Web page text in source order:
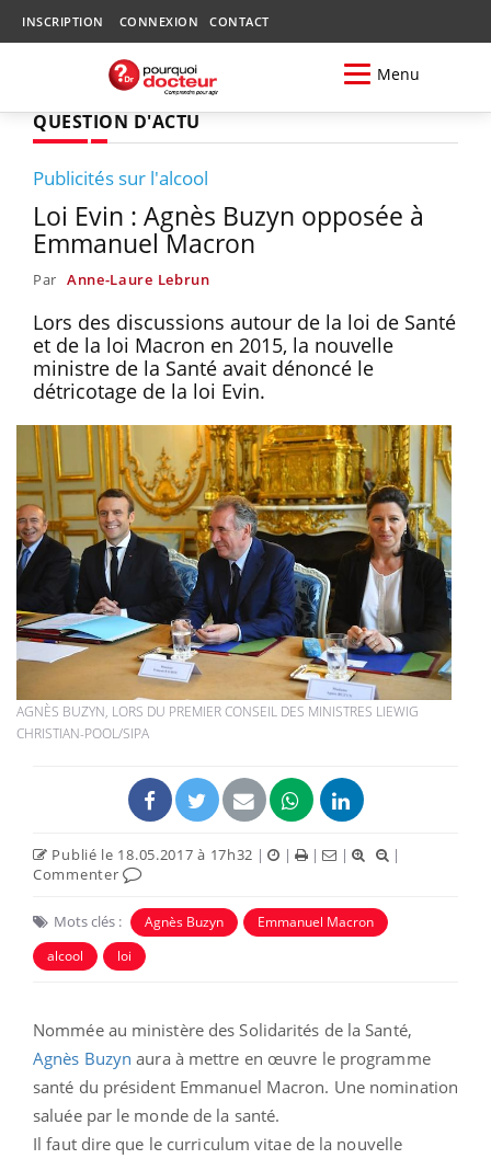
INSCRIPTION CONNEXION CONTACT
Menu
QUESTION D'ACTU
Publicités sur l'alcool
Loi Evin : Agnès Buzyn opposée à
Emmanuel Macron
Par Anne-Laure Lebrun
Lors des discussions autour de la loi de Santé
et de la loi Macron en 2015, la nouvelle
ministre de la Santé avait dénoncé le
détricotage de la loi Evin.
AGNÈS BUZYN, LORS DU PREMIER CONSEIL DES MINISTRES LIEWIG
CHRISTIAN-POOL/SIPA
Publié le 18.05.2017 à 17h32 | | | |
|
Commenter
Mots clés : Agnès Buzyn
Emmanuel Macron
alcool
loi
Nommée au ministère des Solidarités de la Santé,
Agnès Buzyn aura à mettre en œuvre le programme
santé du président Emmanuel Macron. Une nomination
saluée par le monde de la santé.
Il faut dire que le curriculum vitae de la nouvelle